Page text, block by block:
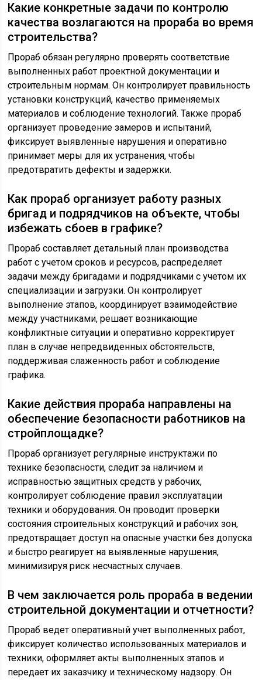
Какие конкретные задачи по контролю
качества возлагаются на прораба во время
строительства?
Прораб обязан регулярно проверять соответствие
выполненных работ проектной документации и
строительным нормам. Он контролирует правильность
установки конструкций, качество применяемых
материалов и соблюдение технологий. Также прораб
организует проведение замеров и испытаний,
фиксирует выявленные нарушения и оперативно
принимает меры для их устранения, чтобы
предотвратить дефекты и задержки.
Как прораб организует работу разных
бригад и подрядчиков на объекте, чтобы
избежать сбоев в графике?
Прораб составляет детальный план производства
работ с учетом сроков и ресурсов, распределяет
задачи между бригадами и подрядчиками с учетом их
специализации и загрузки. Он контролирует
выполнение этапов, координирует взаимодействие
между участниками, решает возникающие
конфликтные ситуации и оперативно корректирует
план в случае непредвиденных обстоятельств,
поддерживая слаженность работ и соблюдение
графика.
Какие действия прораба направлены на
обеспечение безопасности работников на
стройплощадке?
Прораб организует регулярные инструктажи по
технике безопасности, следит за наличием и
исправностью защитных средств у рабочих,
контролирует соблюдение правил эксплуатации
техники и оборудования. Он проводит проверки
состояния строительных конструкций и рабочих зон,
предотвращает доступ на опасные участки без допуска
и быстро реагирует на выявленные нарушения,
минимизируя риск несчастных случаев.
В чем заключается роль прораба в ведении
строительной документации и отчетности?
Прораб ведет оперативный учет выполненных работ,
фиксирует количество использованных материалов и
техники, оформляет акты выполненных этапов и
передает их заказчику и техническому надзору. Он